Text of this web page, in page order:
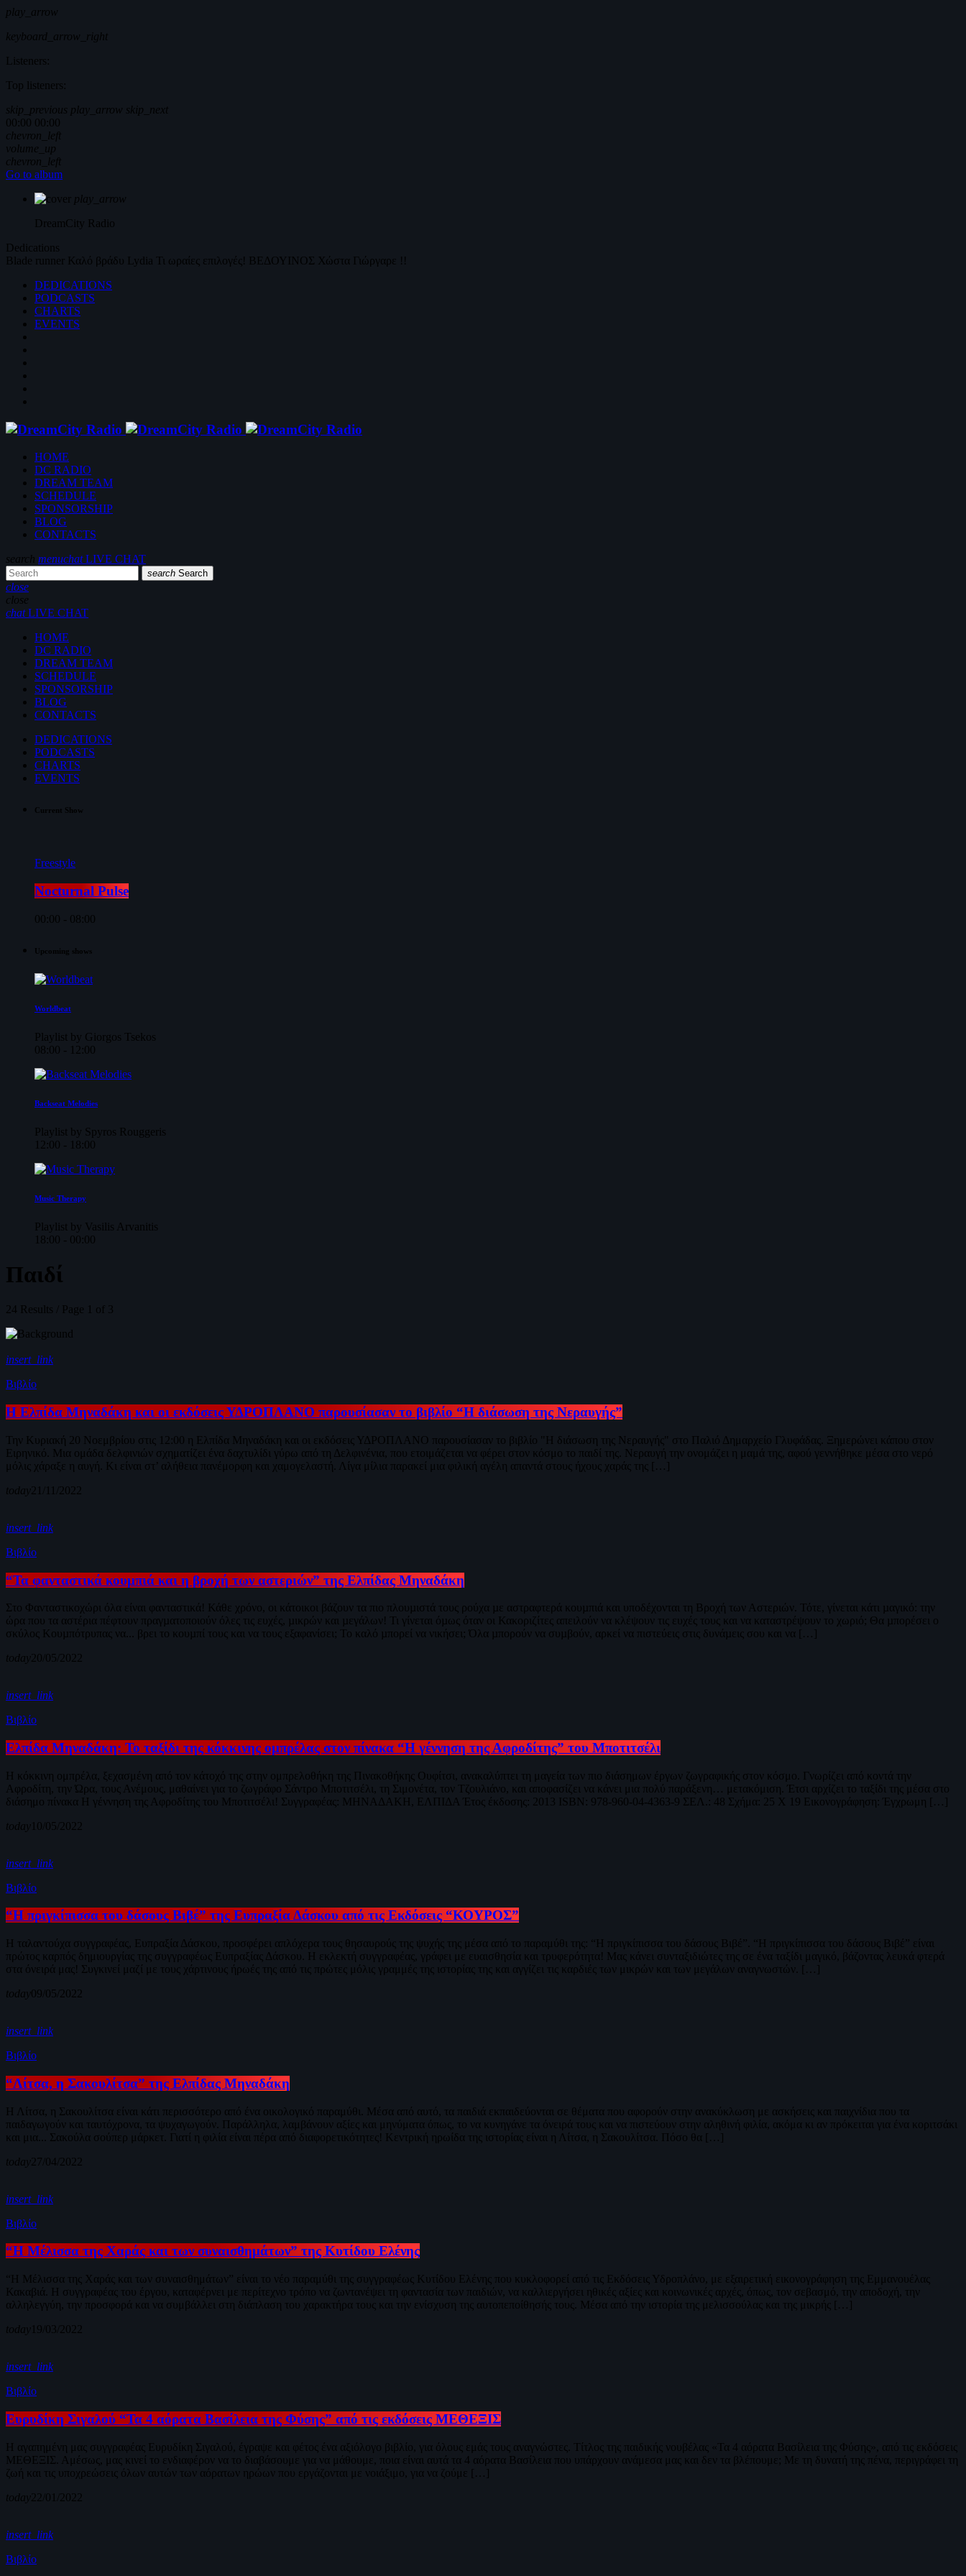
play_arrow
keyboard_arrow_right
Listeners:
Top listeners:
skip_previous play_arrow skip_next
00:00 00:00
chevron_left
volume_up
chevron_left
Go to album
play_arrow
DreamCity Radio
Dedications
Blade runner Καλό βράδυ Lydia Τι ωραίες επιλογές! ΒΕΔΟΥΙΝΟΣ Χώστα Γιώργαρε !!
DEDICATIONS
PODCASTS
CHARTS
EVENTS
HOME
DC RADIO
DREAM TEAM
SCHEDULE
SPONSORSHIP
BLOG
CONTACTS
search menuchatLIVE CHAT
search Search
close
close
chatLIVE CHAT
HOME
DC RADIO
DREAM TEAM
SCHEDULE
SPONSORSHIP
BLOG
CONTACTS
DEDICATIONS
PODCASTS
CHARTS
EVENTS
Current Show
Freestyle
Nocturnal Pulse
00:00 - 08:00
Upcoming shows
Worldbeat
Playlist by Giorgos Tsekos
08:00 - 12:00
Backseat Melodies
Playlist by Spyros Rouggeris
12:00 - 18:00
Music Therapy
Playlist by Vasilis Arvanitis
18:00 - 00:00
Παιδί
24 Results / Page 1 of 3
insert_link
Βιβλίο
H Ελπίδα Μηναδάκη και οι εκδόσεις ΥΔΡΟΠΛΑΝΟ παρουσίασαν το βιβλίο “Η διάσωση της Νεραυγής”
Την Κυριακή 20 Νοεμβρίου στις 12:00 η Ελπίδα Μηναδάκη και οι εκδόσεις ΥΔΡΟΠΛΑΝΟ παρουσίασαν το βιβλίο "Η διάσωση της Νεραυγής" στο Παλιό Δημαρχείο Γλυφάδας. Ξημερώνει κάπου στον
Ειρηνικό. Μια ομάδα δελφινιών σχηματίζει ένα δαχτυλίδι γύρω από τη Δελφινένια, που ετοιμάζεται να φέρει στον κόσμο το παιδί της. Νεραυγή την ονομάζει η μαμά της, αφού γεννήθηκε μέσα στο νερό
μόλις χάραξε η αυγή. Κι είναι στ’ αλήθεια πανέμορφη και χαμογελαστή. Λίγα μίλια παρακεί μια φιλική αγέλη απαντά στους ήχους χαράς της […]
today 21/11/2022
insert_link
Βιβλίο
“Τα φανταστικά κουμπιά και η βροχή των αστεριών” της Ελπίδας Μηναδάκη
Στο Φανταστικοχώρι όλα είναι φανταστικά! Κάθε χρόνο, οι κάτοικοι βάζουν τα πιο πλουµιστά τους ρούχα µε αστραφτερά κουµπιά και υποδέχονται τη Βροχή των Αστεριών. Τότε, γίνεται κάτι µαγικό: την
ώρα που τα αστέρια πέφτουν πραγµατοποιούν όλες τις ευχές, µικρών και µεγάλων! Τι γίνεται όµως όταν οι Κακοριζίτες απειλούν να κλέψουν τις ευχές τους και να καταστρέψουν το χωριό; Θα µπορέσει ο
σκύλος Κουµπότρυπας να... βρει το κουµπί τους και να τους εξαφανίσει; Το καλό µπορεί να νικήσει; Όλα µπορούν να συµβούν, αρκεί να πιστεύεις στις δυνάµεις σου και να […]
today 20/05/2022
insert_link
Βιβλίο
Ελπίδα Μηναδάκη: Το ταξίδι της κόκκινης ομπρέλας στον πίνακα “Η γέννηση της Αφροδίτης” του Μποτιτσέλι
Η κόκκινη ομπρέλα, ξεχασμένη από τον κάτοχό της στην ομπρελοθήκη της Πινακοθήκης Ουφίτσι, ανακαλύπτει τη μαγεία των πιο διάσημων έργων ζωγραφικής στον κόσμο. Γνωρίζει από κοντά την
Αφροδίτη, την Ώρα, τους Ανέμους, μαθαίνει για το ζωγράφο Σάντρο Μποτιτσέλι, τη Σιμονέτα, τον Τζουλιάνο, και αποφασίζει να κάνει μια πολύ παράξενη… μετακόμιση. Έτσι αρχίζει το ταξίδι της μέσα στο
διάσημο πίνακα Η γέννηση της Αφροδίτης του Μποτιτσέλι! Συγγραφέας: ΜΗΝΑΔΑΚΗ, ΕΛΠΙΔΑ Έτος έκδοσης: 2013 ISBN: 978-960-04-4363-9 ΣΕΛ.: 48 Σχήμα: 25 Χ 19 Εικονογράφηση: Έγχρωμη […]
today 10/05/2022
insert_link
Βιβλίο
“Η πριγκίπισσα του δάσους Βιβέ” της Ευπραξία Δάσκου από τις Εκδόσεις “ΚΟΥΡΟΣ”
Η ταλαντούχα συγγραφέας, Ευπραξία Δάσκου, προσφέρει απλόχερα τους θησαυρούς της ψυχής της μέσα από το παραμύθι της: “Η πριγκίπισσα του δάσους Βιβέ”. “Η πριγκίπισσα του δάσους Βιβέ” είναι
πρώτος καρπός δημιουργίας της συγγραφέως Ευπραξίας Δάσκου. Η εκλεκτή συγγραφέας, γράφει με ευαισθησία και τρυφερότητα! Μας κάνει συνταξιδιώτες της σε ένα ταξίδι μαγικό, βάζοντας λευκά φτερά
στα όνειρά μας! Συγκινεί μαζί με τους χάρτινους ήρωές της από τις πρώτες μόλις γραμμές της ιστορίας της και αγγίζει τις καρδιές των μικρών και των μεγάλων αναγνωστών. […]
today09/05/2022
insert_link
Βιβλίο
“Λίτσα, η Σακουλίτσα” της Ελπίδας Μηναδάκη
Η Λίτσα, η Σακουλίτσα είναι κάτι περισσότερο από ένα οικολογικό παραμύθι. Μέσα από αυτό, τα παιδιά εκπαιδεύονται σε θέματα που αφορούν στην ανακύκλωση με ασκήσεις και παιχνίδια που τα
παιδαγωγούν και ταυτόχρονα, τα ψυχαγωγούν. Παράλληλα, λαμβάνουν αξίες και μηνύματα όπως, το να κυνηγάνε τα όνειρά τους και να πιστεύουν στην αληθινή φιλία, ακόμα κι αν πρόκειται για ένα κοριτσάκι
και μια... Σακούλα σούπερ μάρκετ. Γιατί η φιλία είναι πέρα από διαφορετικότητες! Κεντρική ηρωίδα της ιστορίας είναι η Λίτσα, η Σακουλίτσα. Πόσο θα […]
today 27/04/2022
insert_link
Βιβλίο
“Η Μέλισσα της Χαράς και των συναισθημάτων” της Κυτίδου Ελένης
“Η Μέλισσα της Χαράς και των συναισθημάτων” είναι το νέο παραμύθι της συγγραφέως Κυτίδου Ελένης που κυκλοφορεί από τις Εκδόσεις Υδροπλάνο, με εξαιρετική εικονογράφηση της Εμμανουέλας
Κακαβιά. Η συγγραφέας του έργου, καταφέρνει με περίτεχνο τρόπο να ζωντανέψει τη φαντασία των παιδιών, να καλλιεργήσει ηθικές αξίες και κοινωνικές αρχές, όπως, τον σεβασμό, την αποδοχή, την
αλληλεγγύη, την προσφορά και να συμβάλλει στη διάπλαση του χαρακτήρα τους και την ενίσχυση της αυτοπεποίθησής τους. Μέσα από την ιστορία της μελισσούλας και της μικρής […]
today 19/03/2022
insert_link
Βιβλίο
Ευρυδίκη Σιγαλού “Τα 4 αόρατα Βασίλεια της Φύσης” από τις εκδόσεις ΜΕΘΕΞΙΣ
Η αγαπημένη μας συγγραφέας Ευρυδίκη Σιγαλού, έγραψε και φέτος ένα αξιόλογο βιβλίο, για όλους εμάς τους αναγνώστες. Τίτλος της παιδικής νουβέλας «Τα 4 αόρατα Βασίλεια της Φύσης», από τις εκδόσεις
ΜΕΘΕΞΙΣ. Αμέσως, μας κινεί το ενδιαφέρον να το διαβάσουμε για να μάθουμε, ποια είναι αυτά τα 4 αόρατα Βασίλεια που υπάρχουν ανάμεσα μας και δεν τα βλέπουμε; Με τη δυνατή της πένα, περιγράφει τη
ζωή και τις υποχρεώσεις όλων αυτών των αόρατων ηρώων που εργάζονται με νοιάξιμο, για να ζούμε […]
today 22/01/2022
insert_link
Βιβλίο